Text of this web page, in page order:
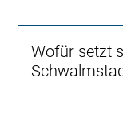
Wofür setzt